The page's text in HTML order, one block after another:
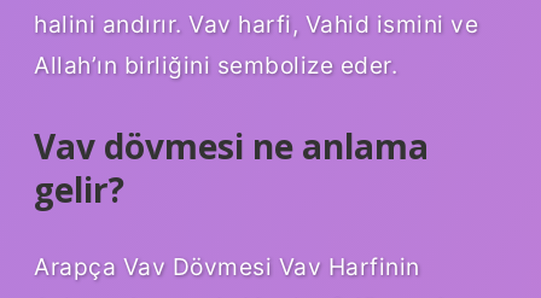
halini andırır. Vav harfi, Vahid ismini ve
Allah’ın birliğini sembolize eder.
Vav dövmesi ne anlama
gelir?
Arapça Vav Dövmesi Vav Harfinin